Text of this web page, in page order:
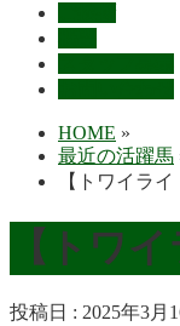
HOME »
最近の活躍馬
【トワイライ
【トワ
投稿日 : 2025年3月